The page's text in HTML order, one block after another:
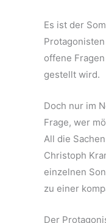
Es ist der
offene
gestellt wird.
Doch nur im
Frage, wer
All die
Christoph
einzelnen
zu einer
Der